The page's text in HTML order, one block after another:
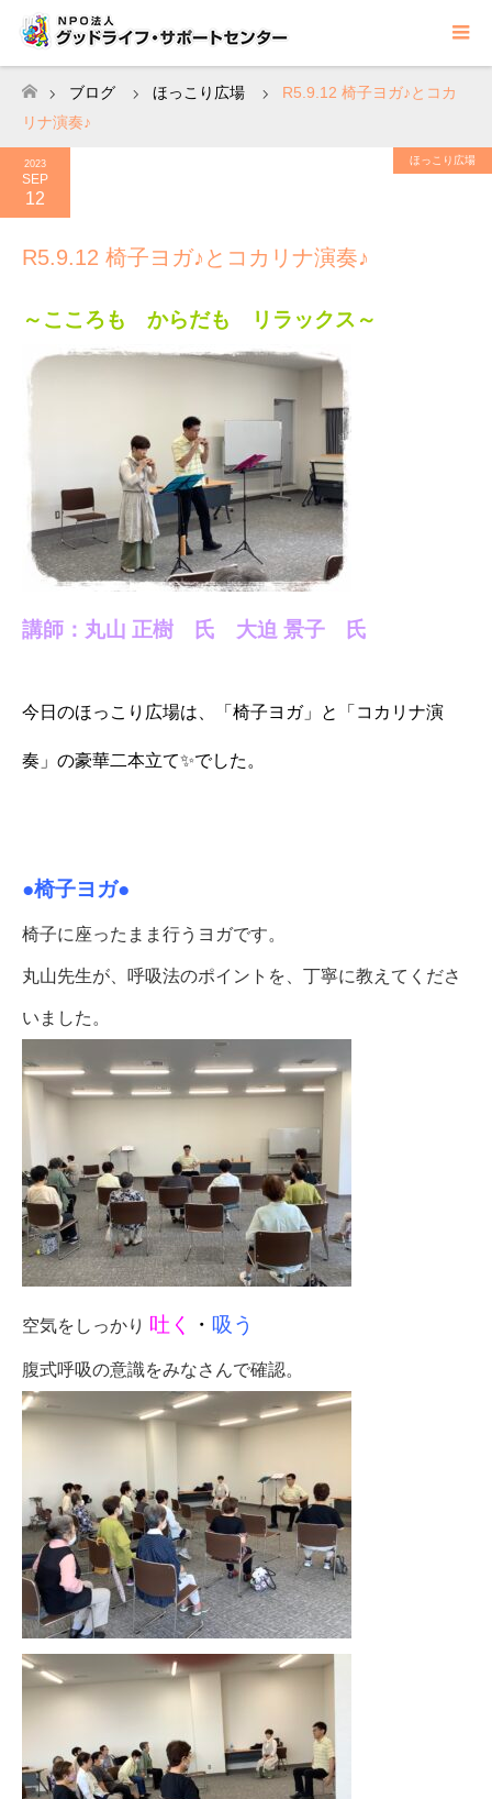
ホーム
ブログ ほっこり広場
R5.9.12 椅子ヨガ♪とコカ
リナ演奏♪
2023
SEP
12
ほっこり広場
R5.9.12 椅子ヨガ♪とコカリナ演奏♪
～こころも からだも リラックス～
講師：丸山 正樹 氏 大迫 景子 氏
今日のほっこり広場は、「椅子ヨガ」と「コカリナ演
奏」の豪華二本立て✨でした。
●椅子ヨガ●
椅子に座ったまま行うヨガです。
丸山先生が、呼吸法のポイントを、丁寧に教えてくださ
いました。
空気をしっかり 吐く ・ 吸う
腹式呼吸の意識をみなさんで確認。